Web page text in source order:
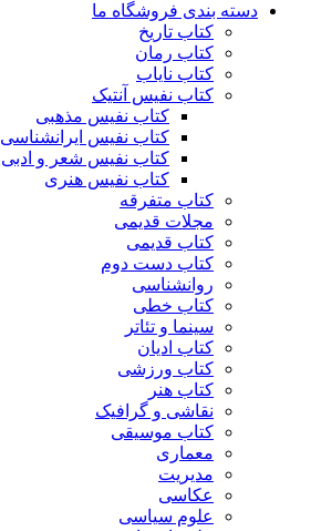
دسته بندی فروشگاه ما
کتاب تاریخ
کتاب رمان
کتاب نایاب
کتاب نفیس آنتیک
کتاب نفیس مذهبی
کتاب نفیس ایرانشناسی
کتاب نفیس شعر و ادبی
کتاب نفیس هنری
کتاب متفرقه
مجلات قدیمی
کتاب قدیمی
کتاب دست دوم
روانشناسی
کتاب خطی
سینما و تئاتر
کتاب ادیان
کتاب ورزشی
کتاب هنر
نقاشی و گرافیک
کتاب موسیقی
معماری
مدیریت
عکاسی
علوم سیاسی